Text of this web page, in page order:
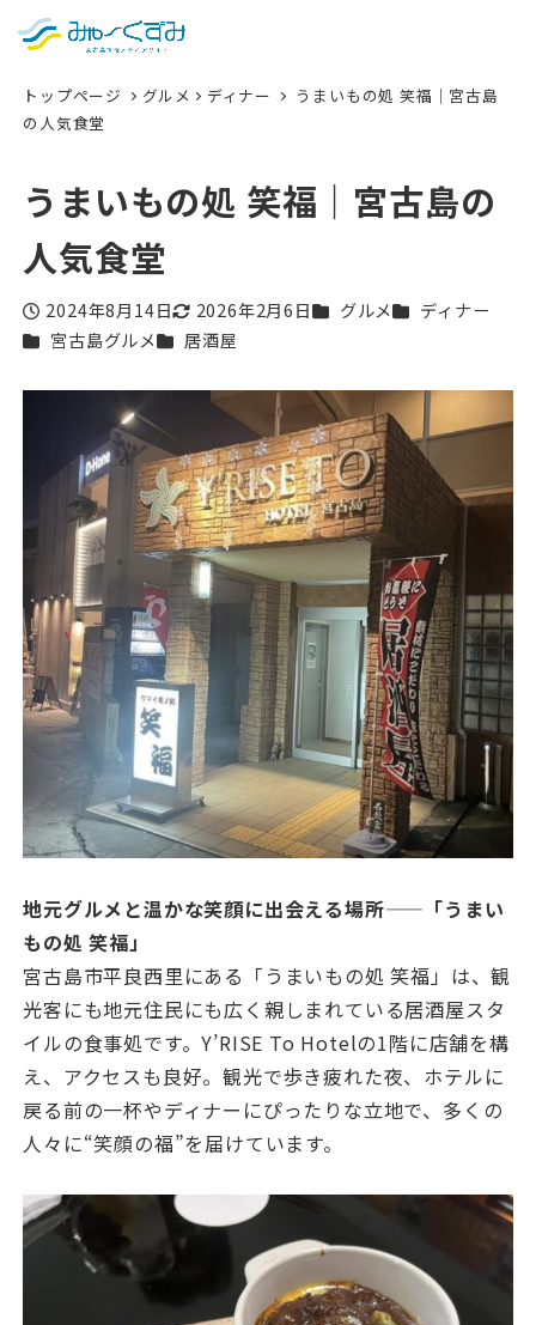
한국어
検索
トップページ グルメ ディナー
うまいもの処 笑福｜宮古島
の人気食堂
うまいもの処 笑福｜宮古島の
人気食堂
投稿日
2024年8月14日
更新日
2026年2月6日カテゴリー
グルメカテゴリー
ディナー
カテゴリー
宮古島グルメカテゴリー
居酒屋
地元グルメと温かな笑顔に出会える場所——「うまい
もの処 笑福」
宮古島市平良西里にある「うまいもの処 笑福」は、観
光客にも地元住民にも広く親しまれている居酒屋スタ
イルの食事処です。Y’RISE To Hotelの1階に店舗を構
え、アクセスも良好。観光で歩き疲れた夜、ホテルに
戻る前の一杯やディナーにぴったりな立地で、多くの
人々に“笑顔の福”を届けています。